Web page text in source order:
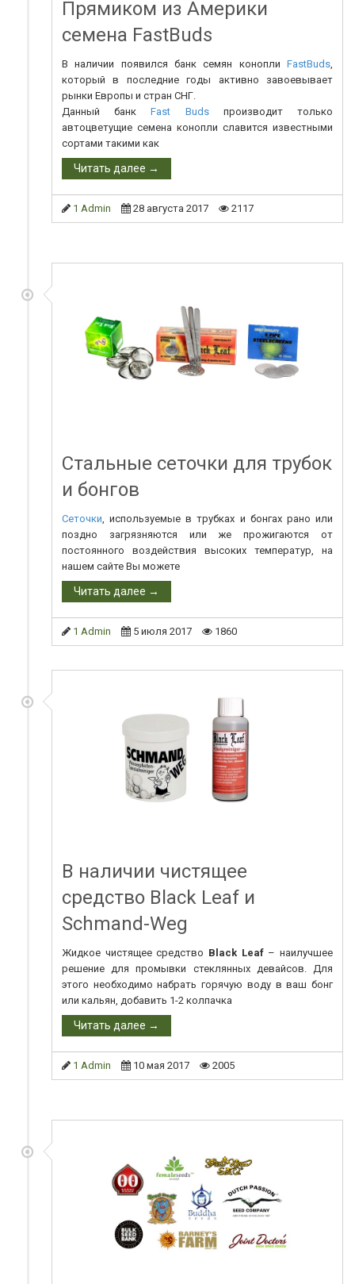
Прямиком из Америки
семена FastBuds
В наличии появился банк семян конопли FastBuds,
который в последние годы активно завоевывает
рынки Европы и стран СНГ.
Данный банкFast Budsпроизводит только
автоцветущие семена конопли славится известными
сортами такими как
Читать далее →
1 Admin 28 августа 2017 2117
Стальные сеточки для трубок
и бонгов
Сеточки, используемые в трубках и бонгах рано или
поздно загрязняются или же прожигаются от
постоянного воздействия высоких температур, на
нашем сайте Вы можете
Читать далее →
1 Admin 5 июля 2017 1860
В наличии чистящее
средство Black Leaf и
Schmand-Weg
Жидкое чистящее средство Black Leaf – наилучшее
решение для промывки стеклянных девайсов. Для
этого необходимо набрать горячую воду в ваш бонг
или кальян, добавить 1-2 колпачка
Читать далее →
1 Admin 10 мая 2017 2005